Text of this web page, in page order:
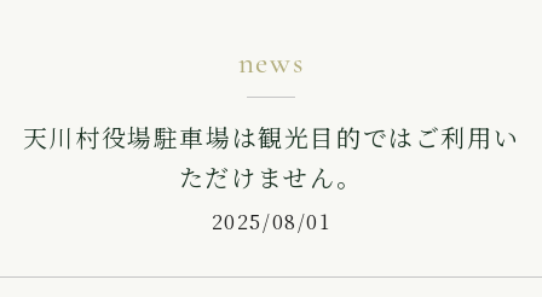
news
天川村役場駐車場は観光目的ではご利用い
ただけません。
2025/08/01